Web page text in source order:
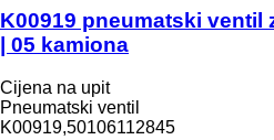
K00919 pneumatski ventil
| 05 kamiona
Cijena na upit
Pneumatski ventil
K00919,50106112845